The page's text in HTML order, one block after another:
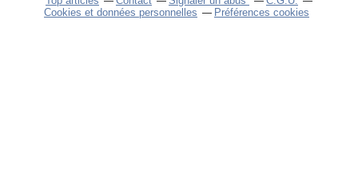
Cookies et données personnelles
Préférences cookies